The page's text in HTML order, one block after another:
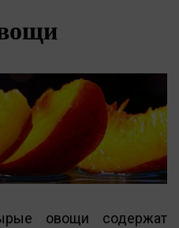
овощи содержат